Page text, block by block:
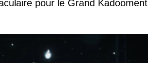
pour le Grand Kadooment